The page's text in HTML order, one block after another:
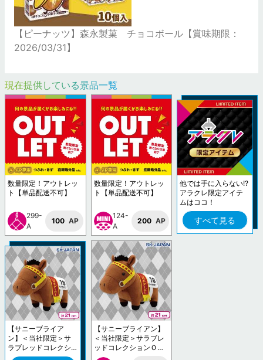
【ピーナッツ】森永製菓 チョコボール【賞味期限：
2026/03/31】
現在提供している景品一覧
数量限定！アウトレッ
ト【単品配送不可】
299-
A
100 AP
数量限定！アウトレッ
ト【単品配送不可】
124-
A
200 AP
他では手に入らない!?
アラクレ限定アイテ
ムはココ！
すべて見る
【サニーブライア
ン】＜当社限定＞サ
ラブレッドコレクシ
ョンＯＫぬいぐるみ1
【サニーブライアン】
＜当社限定＞サラブレ
ッドコレクションＯＫ
ぬいぐるみ10